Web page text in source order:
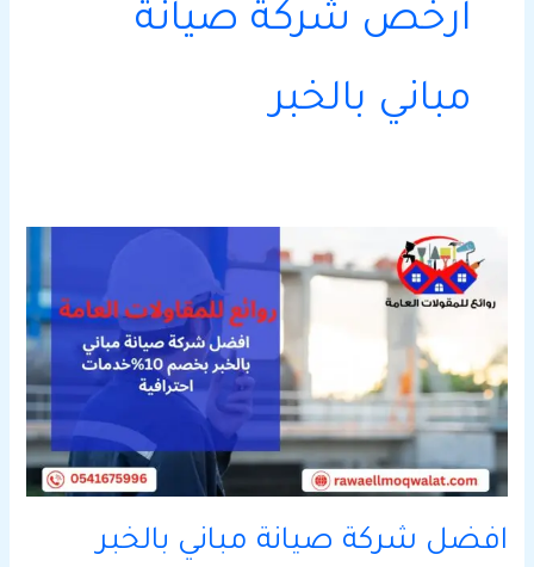
ارخص شركة صيانة
مباني بالخبر
افضل شركة صيانة مباني بالخبر
افضل
شركة
صيانة
بالخبر
بخصم
10%خدمات
احترافية